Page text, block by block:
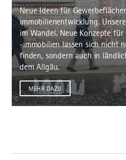
©
Neue Ideen für
immobilienentwicklung.
im Wandel. Neue Konzepte
-immobilien lassen sich nicht
finden, sondern auch in
dem Allgäu.
MEHR DAZU